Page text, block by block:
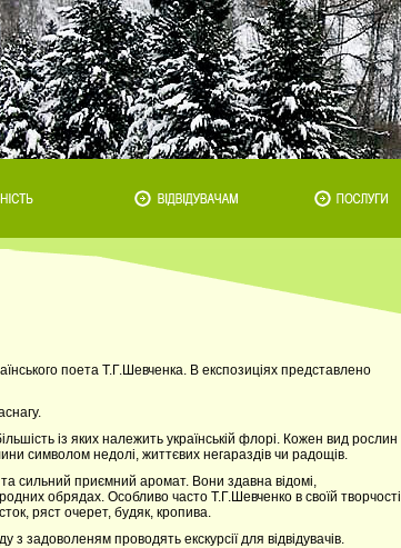
поета Т.Г.Шевченка. В експозиціях представлено
із яких належить українській флорі. Кожен вид рослин
символом недолі, життєвих негараздів чи радощів.
та сильний приємний аромат. Вони здавна відомі,
обрядах. Особливо часто Т.Г.Шевченко в своїй творчості
ряст очерет, будяк, кропива.
з задоволеням проводять екскурсії для відвідувачів.